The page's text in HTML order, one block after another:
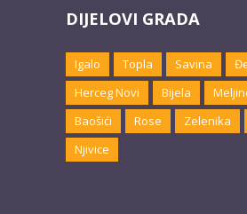
DIJELOVI GRADA
Igalo Topla Savina
Herceg Novi
Bijela
Baošići
Rose Zelenika
Njivice